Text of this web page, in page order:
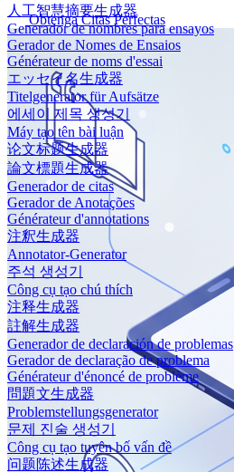
人工智慧摘要生成器
Generador de nombres para ensayos
Gerador de Nomes de Ensaios
Générateur de noms d'essai
エッセイ名生成器
Titelgenerator für Aufsätze
에세이 제목 생성기
Máy tạo tên bài luận
论文标题生成器
論文標題生成器
Generador de citas
Gerador de Anotações
Générateur d'annotations
注釈生成器
Annotator-Generator
주석 생성기
Công cụ tạo chú thích
注释生成器
註解生成器
Generador de declaración de problemas
Gerador de declaração de problema
Générateur d'énoncé de problème
問題文生成器
Problemstellungsgenerator
문제 진술 생성기
Công cụ tạo tuyên bố vấn đề
问题陈述生成器
Obtenga Citas Perfectas